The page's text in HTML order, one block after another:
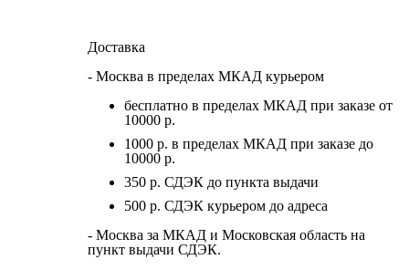
Доставка
- Москва в пределах МКАД курьером
бесплатно в пределах МКАД при заказе от
10000 р.
1000 р. в пределах МКАД при заказе до
10000 р.
350 р. СДЭК до пункта выдачи
500 р. СДЭК курьером до адреса
- Москва за МКАД и Московская область на
пункт выдачи СДЭК.